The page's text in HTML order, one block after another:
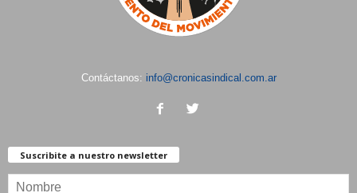
Contáctanos: info@cronicasindical.com.ar
Suscribite a nuestro newsletter